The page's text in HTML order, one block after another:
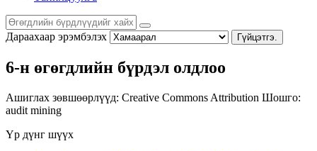
Дараахаар эрэмбэлэх Гүйцэтгэ.
6-н өгөгдлийн бүрдэл олдлоо
Ашиглах зөвшөөрлүүд: Creative Commons Attribution Шошго:
audit mining
Үр дүнг шүүх